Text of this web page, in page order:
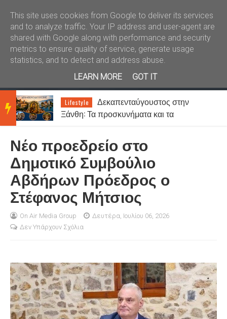
Καλώς ήλθατε Kral News
BRE
AKIN
NEW
Lifestyle
Δεκαπενταύγουστος στην
Ξάνθη: Τα προσκυνήματα και τα
Νέο προεδρείο στο
Δημοτικό Συμβούλιο
Αβδήρων Πρόεδρος ο
Στέφανος Μήτσιος
On Air Media Group
Δευτέρα, Ιουλίου 06, 2026
Δεν Υπάρχουν Σχόλια
This site uses cookies from Google to deliver its services
and to analyze traffic. Your IP address and user-agent are
shared with Google along with performance and security
metrics to ensure quality of service, generate usage
statistics, and to detect and address abuse.
LEARN MORE
GOT IT